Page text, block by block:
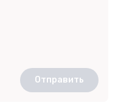
Отправить